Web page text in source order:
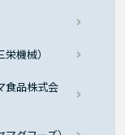
機械）
食品株式会